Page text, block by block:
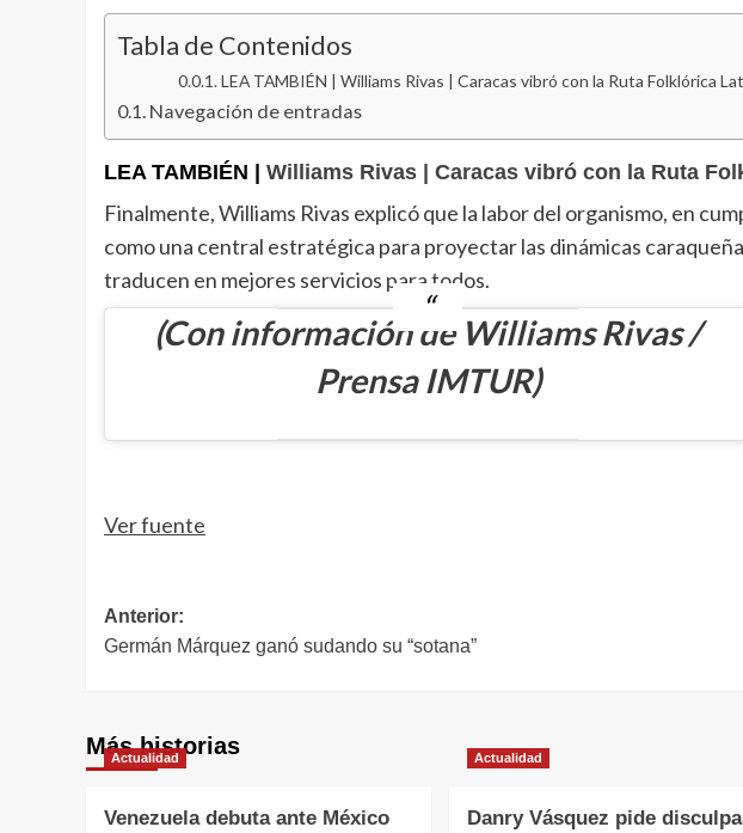
Tabla de Contenidos
LEA TAMBIÉN | Williams Rivas | Caracas vibró con la Ruta Folklórica
Navegación de entradas
LEA TAMBIÉN | Williams Rivas | Caracas vibró con la Ruta
Finalmente, Williams Rivas explicó que la labor del organismo, en
como una central estratégica para proyectar las dinámicas
traducen en mejores servicios para todos.
(Con información de Williams Rivas /
Prensa IMTUR)
Navegación
entradas
Ver fuente
Navegación
de
Anterior:
Germán Márquez ganó sudando su “sotana”
Más historias
Actualidad
Venezuela debuta ante México
Actualidad
Danry Vásquez pide